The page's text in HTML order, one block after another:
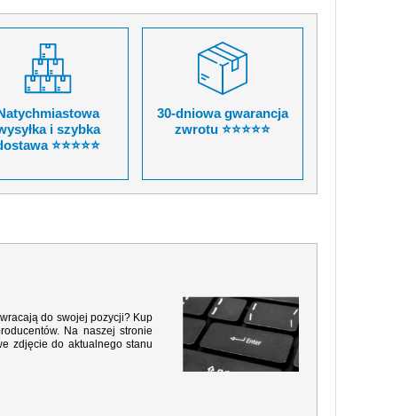
i szybka
⭐⭐⭐⭐⭐
30-dniowa gwarancja
zwrotu ⭐⭐⭐⭐⭐
do swojej pozycji? Kup
Na naszej stronie
zdjęcie do aktualnego stanu